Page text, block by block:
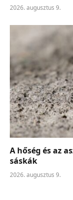
2026. augusztus 9.
A hőség és az
sáskák
2026. augusztus 9.